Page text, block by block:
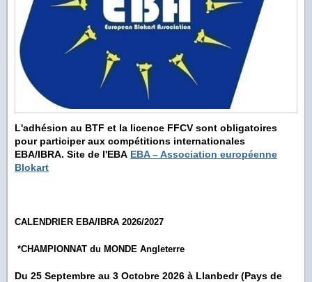
L'adhésion au BTF et la licence FFCV sont obligatoires
pour participer aux compétitions internationales
EBA/IBRA. Site de l'EBA EBA – Association européenne
Blokart
CALENDRIER EBA/IBRA 2026/2027
*CHAMPIONNAT du MONDE Angleterre
Du 25 Septembre au 3 Octobre 2026 à Llanbedr (Pays de